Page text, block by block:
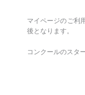
マイページのご利
後となります。
コンクールのスタ